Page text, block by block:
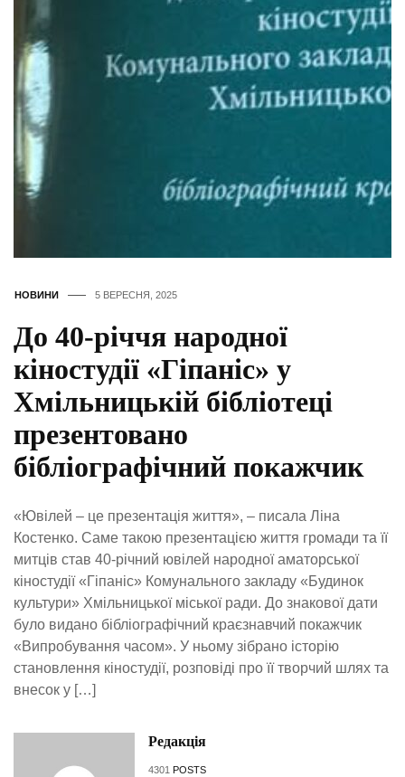
НОВИНИ 5 ВЕРЕСНЯ, 2025
До 40-річчя народної
кіностудії «Гіпаніс» у
Хмільницькій бібліотеці
презентовано
бібліографічний покажчик
«Ювілей – це презентація життя», – писала Ліна
Костенко. Саме такою презентацією життя громади та її
митців став 40-річний ювілей народної аматорської
кіностудії «Гіпаніс» Комунального закладу «Будинок
культури» Хмільницької міської ради. До знакової дати
було видано бібліографічний краєзнавчий покажчик
«Випробування часом». У ньому зібрано історію
становлення кіностудії, розповіді про її творчий шлях та
внесок у […]
Редакція
4301 POSTS